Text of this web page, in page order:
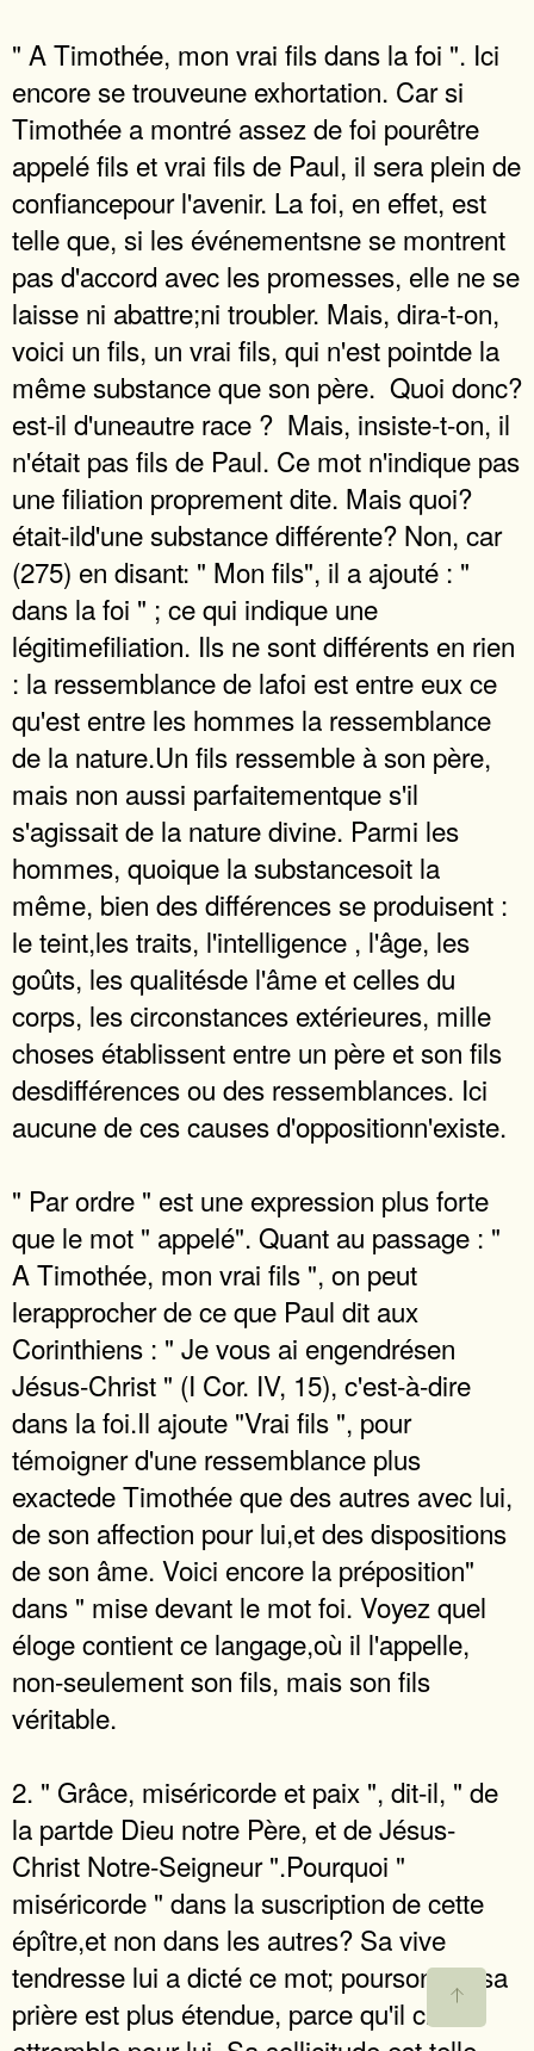
" A Timothée, mon vrai fils dans la foi ". Ici
encore se trouveune exhortation. Car si
Timothée a montré assez de foi pourêtre
appelé fils et vrai fils de Paul, il sera plein de
confiancepour l'avenir. La foi, en effet, est
telle que, si les événementsne se montrent
pas d'accord avec les promesses, elle ne se
laisse ni abattre;ni troubler. Mais, dira-t-on,
voici un fils, un vrai fils, qui n'est pointde la
même substance que son père.  Quoi donc?
est-il d'uneautre race ?  Mais, insiste-t-on, il
n'était pas fils de Paul. Ce mot n'indique pas
une filiation proprement dite. Mais quoi?
était-ild'une substance différente? Non, car
(275) en disant: " Mon fils", il a ajouté : "
dans la foi " ; ce qui indique une
légitimefiliation. Ils ne sont différents en rien
: la ressemblance de lafoi est entre eux ce
qu'est entre les hommes la ressemblance
de la nature.Un fils ressemble à son père,
mais non aussi parfaitementque s'il
s'agissait de la nature divine. Parmi les
hommes, quoique la substancesoit la
même, bien des différences se produisent :
le teint,les traits, l'intelligence , l'âge, les
goûts, les qualitésde l'âme et celles du
corps, les circonstances extérieures, mille
choses établissent entre un père et son fils
desdifférences ou des ressemblances. Ici
aucune de ces causes d'oppositionn'existe.
" Par ordre " est une expression plus forte
que le mot " appelé". Quant au passage : "
A Timothée, mon vrai fils ", on peut
lerapprocher de ce que Paul dit aux
Corinthiens : " Je vous ai engendrésen
Jésus-Christ " (I Cor. IV, 15), c'est-à-dire
dans la foi.Il ajoute "Vrai fils ", pour
témoigner d'une ressemblance plus
exactede Timothée que des autres avec lui,
de son affection pour lui,et des dispositions
de son âme. Voici encore la préposition"
dans " mise devant le mot foi. Voyez quel
éloge contient ce langage,où il l'appelle,
non-seulement son fils, mais son fils
véritable.
2. " Grâce, miséricorde et paix ", dit-il, " de
la partde Dieu notre Père, et de Jésus-
Christ Notre-Seigneur ".Pourquoi "
miséricorde " dans la suscription de cette
épître,et non dans les autres? Sa vive
tendresse lui a dicté ce mot; pourson fils sa
prière est plus étendue, parce qu'il craint